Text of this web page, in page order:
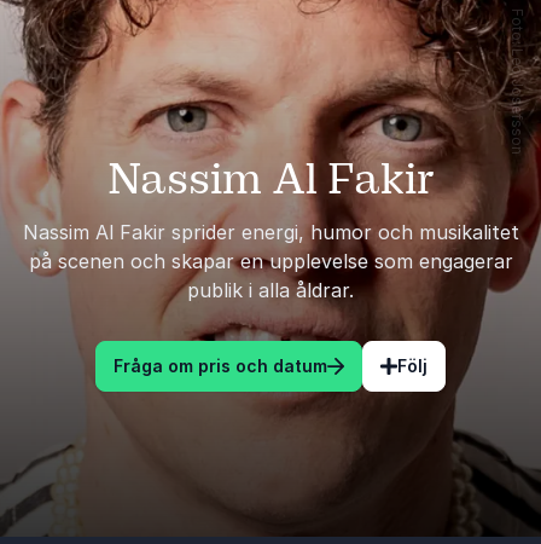
Nassim Al Fakir
Nassim Al Fakir sprider energi, humor och musikalitet
på scenen och skapar en upplevelse som engagerar
publik i alla åldrar.
Fråga om pris och datum Följ
Foto: Leo Josefsson